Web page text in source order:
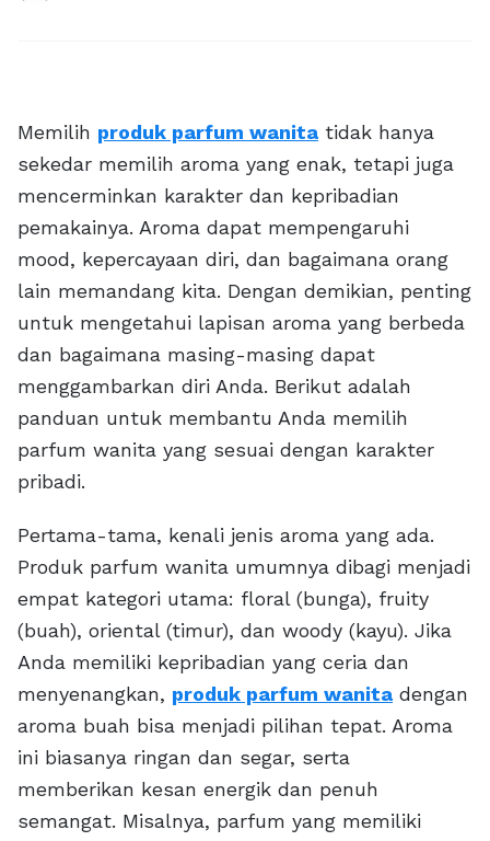
Memilih produk parfum wanita tidak hanya
sekedar memilih aroma yang enak, tetapi juga
mencerminkan karakter dan kepribadian
pemakainya. Aroma dapat mempengaruhi
mood, kepercayaan diri, dan bagaimana orang
lain memandang kita. Dengan demikian, penting
untuk mengetahui lapisan aroma yang berbeda
dan bagaimana masing-masing dapat
menggambarkan diri Anda. Berikut adalah
panduan untuk membantu Anda memilih
parfum wanita yang sesuai dengan karakter
pribadi.
Pertama-tama, kenali jenis aroma yang ada.
Produk parfum wanita umumnya dibagi menjadi
empat kategori utama: floral (bunga), fruity
(buah), oriental (timur), dan woody (kayu). Jika
Anda memiliki kepribadian yang ceria dan
menyenangkan, produk parfum wanita dengan
aroma buah bisa menjadi pilihan tepat. Aroma
ini biasanya ringan dan segar, serta
memberikan kesan energik dan penuh
semangat. Misalnya, parfum yang memiliki